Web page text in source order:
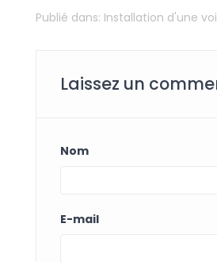
Publié dans: Installation d'une
Laissez un
Nom
E-mail